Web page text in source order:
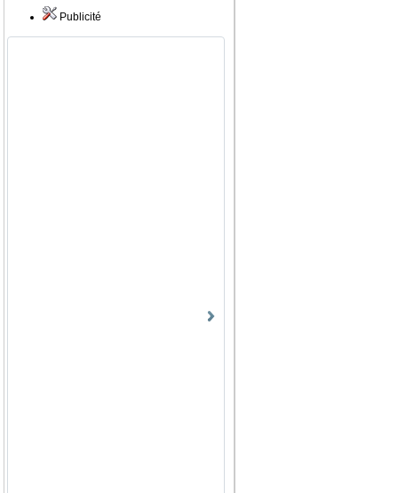
Publicité